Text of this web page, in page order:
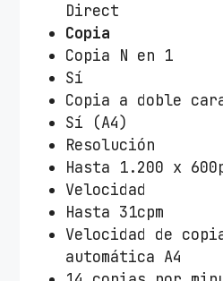
Direct
Copia
Copia N en 1
Sí
Copia a doble
Sí (A4)
Resolución
Hasta 1.200 x
Velocidad
Hasta 31cpm
Velocidad de
automática A4